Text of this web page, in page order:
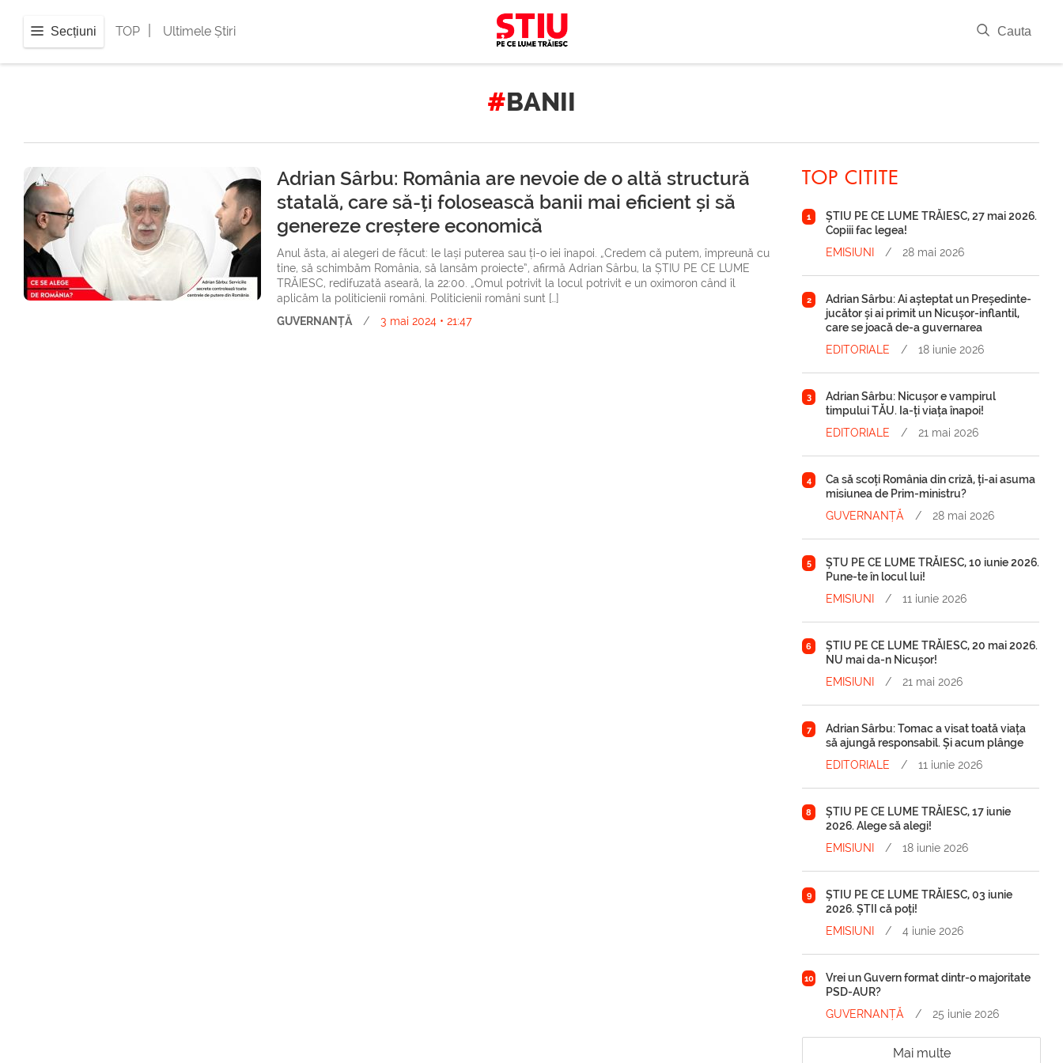
Secțiuni TOP Ultimele Știri Cauta
BANII
Adrian Sârbu: România are nevoie de o altă structură
statală, care să-ți folosească banii mai eficient și să
genereze creștere economică
Anul ăsta, ai alegeri de făcut: le lași puterea sau ți-o iei înapoi. „Credem că putem, împreună cu
tine, să schimbăm România, să lansăm proiecte”, afirmă Adrian Sârbu, la ȘTIU PE CE LUME
TRĂIESC, redifuzată aseară, la 22:00. „Omul potrivit la locul potrivit e un oximoron când îl
aplicăm la politicienii români. Politicienii români sunt […]
GUVERNANȚĂ
/ 3 mai 2024 • 21:47
TOP CITITE
1
ȘTIU PE CE LUME TRĂIESC, 27 mai 2026.
Copiii fac legea!
EMISIUNI
/ 28 mai 2026
2
Adrian Sârbu: Ai așteptat un Președinte-
jucător și ai primit un Nicușor-inflantil,
care se joacă de-a guvernarea
EDITORIALE
/ 18 iunie 2026
3
Adrian Sârbu: Nicușor e vampirul
timpului TĂU. Ia-ți viața înapoi!
EDITORIALE
/ 21 mai 2026
4
Ca să scoți România din criză, ți-ai asuma
misiunea de Prim-ministru?
GUVERNANȚĂ
/ 28 mai 2026
5
ȘTU PE CE LUME TRĂIESC, 10 iunie 2026.
Pune-te în locul lui!
EMISIUNI
/ 11 iunie 2026
6
ȘTIU PE CE LUME TRĂIESC, 20 mai 2026.
NU mai da-n Nicușor!
EMISIUNI
/ 21 mai 2026
7
Adrian Sârbu: Tomac a visat toată viața
să ajungă responsabil. Și acum plânge
EDITORIALE
/ 11 iunie 2026
8
ȘTIU PE CE LUME TRĂIESC, 17 iunie
2026. Alege să alegi!
EMISIUNI
/ 18 iunie 2026
9
ȘTIU PE CE LUME TRĂIESC, 03 iunie
2026. ȘTII că poți!
EMISIUNI
/ 4 iunie 2026
10
Vrei un Guvern format dintr-o majoritate
PSD-AUR?
GUVERNANȚĂ
/ 25 iunie 2026
Mai multe